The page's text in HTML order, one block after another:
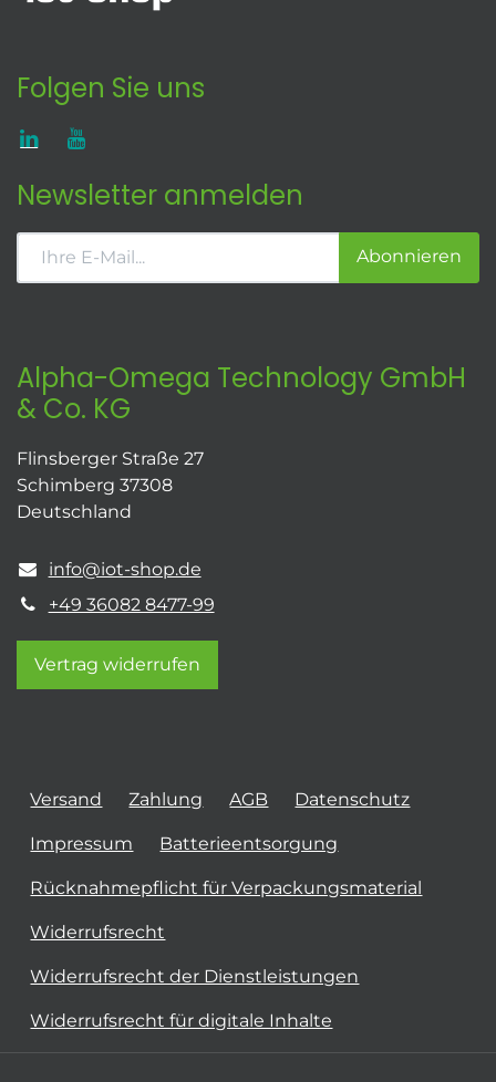
Folgen Sie uns
Newsletter anmelden
Abonnieren
Alpha-Omega Technology GmbH
& Co. KG
Flinsberger Straße 27
Schimberg 37308
Deutschland
info@iot-shop.de
+49 36082 8477-99
Vertrag widerrufen
Versand Zahlung AGB Datenschutz
Impressum Batterieentsorgung
Rücknahmepflicht für Verpackungsmaterial
Widerrufsrecht
Widerrufsrecht der Dienstleistungen
Widerrufsrecht für digitale Inhalte